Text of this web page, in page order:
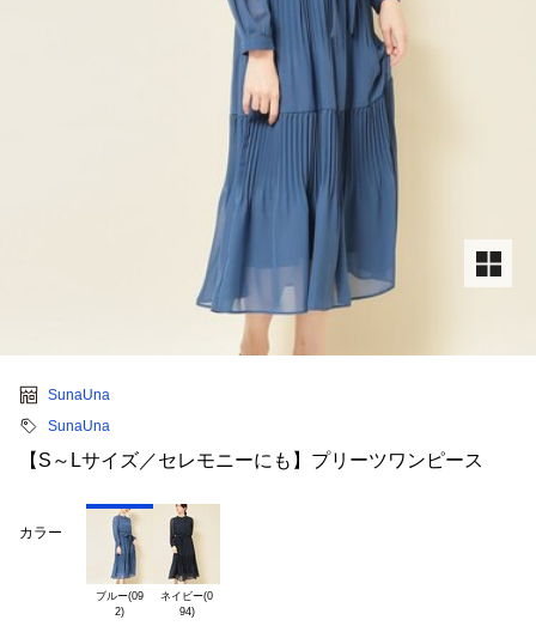
SunaUna
SunaUna
【S～Lサイズ／セレモニーにも】プリーツワンピース
カラー
ブルー(09
ネイビー(0
94)